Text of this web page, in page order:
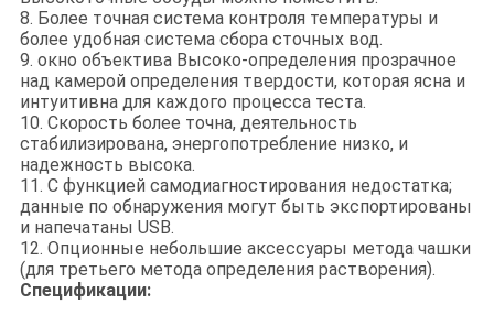
8. Более точная система контроля температуры и
более удобная система сбора сточных вод.
9. окно объектива Высоко-определения прозрачное
над камерой определения твердости, которая ясна и
интуитивна для каждого процесса теста.
10. Скорость более точна, деятельность
стабилизирована, энергопотребление низко, и
надежность высока.
11. С функцией самодиагностирования недостатка;
данные по обнаружения могут быть экспортированы
и напечатаны USB.
12. Опционные небольшие аксессуары метода чашки
(для третьего метода определения растворения).
Спецификации: